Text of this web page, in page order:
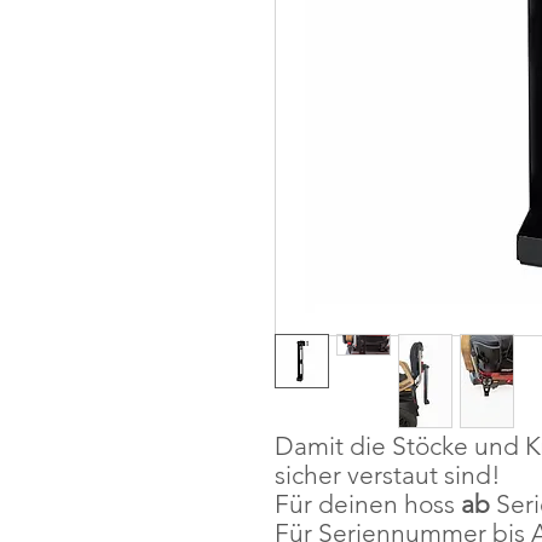
Damit die Stöcke und
sicher verstaut sind!
Für deinen hoss ab
Für Seriennummer bis